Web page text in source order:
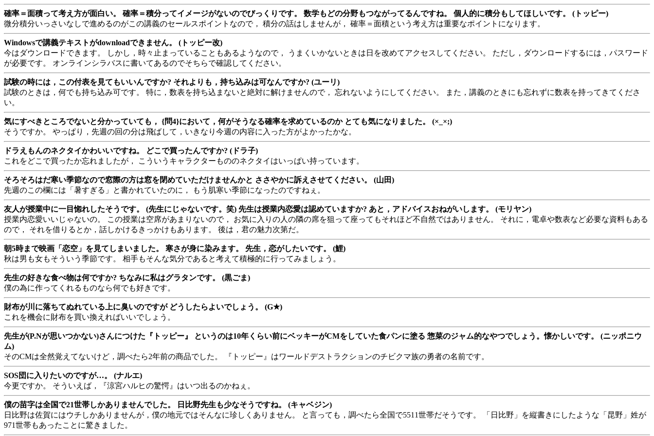
確率＝面積って考え方が面白い。 確率＝積分ってイメージがないのでびっくりです。 数学もどの分野もつながってるんですね。 個人的に積分もしてほしいです。 (トッピー)
微分積分いっさいなしで進めるのがこの講義のセールスポイントなので， 積分の話はしませんが， 確率＝面積という考え方は重要なポイントになります。
Windowsで講義テキストがdownloadできません。 (トッピー改)
今はダウンロードできます。 しかし，時々止まっていることもあるようなので， うまくいかないときは日を改めてアクセスしてください。 ただし，ダウンロードするには，パスワード
が必要です。 オンラインシラバスに書いてあるのでそちらで確認してください。
試験の時には，この付表を見てもいいんですか? それよりも，持ち込みは可なんですか? (ユーリ)
試験のときは，何でも持ち込み可です。 特に，数表を持ち込まないと絶対に解けませんので， 忘れないようにしてください。 また，講義のときにも忘れずに数表を持ってきてくださ
い。
気にすべきところでないと分かっていても， {問4}において，何がそうなる確率を求めているのか とても気になりました。 (×_×;)
そうですか。 やっぱり，先週の回の分は飛ばして，いきなり今週の内容に入った方がよかったかな。
ドラえもんのネクタイかわいいですね。 どこで買ったんですか? (ドラ子)
これをどこで買ったか忘れましたが， こういうキャラクターもののネクタイはいっぱい持っています。
そろそろはだ寒い季節なので窓際の方は窓を閉めていただけませんかと ささやかに訴えさせてください。 (山田)
先週のこの欄には「暑すぎる」と書かれていたのに， もう肌寒い季節になったのですねぇ。
友人が授業中に一目惚れしたそうです。 (先生にじゃないです。笑) 先生は授業内恋愛は認めていますか? あと，アドバイスおねがいします。 (モリヤン)
授業内恋愛いいじゃないの。 この授業は空席があまりないので， お気に入りの人の隣の席を狙って座ってもそれほど不自然ではありません。 それに，電卓や数表など必要な資料もある
ので， それを借りるとか，話しかけるきっかけもあります。 後は，君の魅力次第だ。
朝5時まで映画「恋空」を見てしまいました。 寒さが身に染みます。 先生，恋がしたいです。 (鯉)
秋は男も女もそういう季節です。 相手もそんな気分であると考えて積極的に行ってみましょう。
先生の好きな食べ物は何ですか? ちなみに私はグラタンです。 (黒ごま)
僕の為に作ってくれるものなら何でも好きです。
財布が川に落ちてぬれている上に臭いのですが どうしたらよいでしょう。 (G★)
これを機会に財布を買い換えればいいでしょう。
先生が(P.Nが思いつかない)さんにつけた『トッピー』 というのは10年くらい前にベッキーがCMをしていた食パンに塗る 惣菜のジャム的なやつでしょう。懐かしいです。 (ニッポニウ
ム)
そのCMは全然覚えてないけど，調べたら2年前の商品でした。 『トッピー』はワールドデストラクションのチビクマ族の勇者の名前です。
SOS団に入りたいのですが…。 (ナルエ)
今更ですか。 そういえば，『涼宮ハルヒの驚愕』はいつ出るのかねぇ。
僕の苗字は全国で21世帯しかありませんでした。 日比野先生も少なそうですね。 (キャベジン)
日比野は佐賀にはウチしかありませんが，僕の地元ではそんなに珍しくありません。 と言っても，調べたら全国で5511世帯だそうです。 「日比野」を縦書きにしたような「昆野」姓が
971世帯もあったことに驚きました。